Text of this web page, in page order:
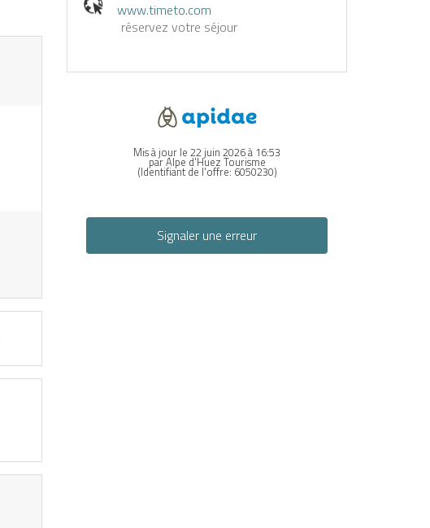
www.timeto.com
réservez votre séjour
Mis à jour le 22 juin 2026 à 16:53
par Alpe d'Huez Tourisme
(Identifiant de l'offre: 6050230)
Signaler une erreur